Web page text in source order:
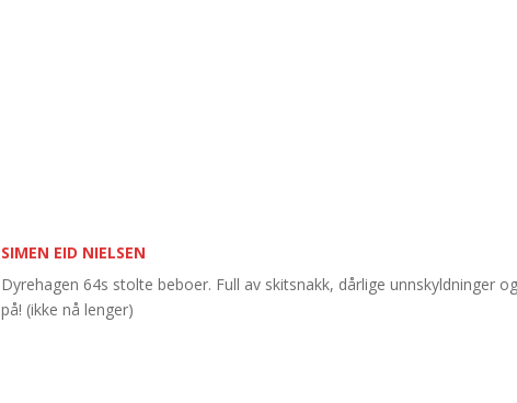
SIMEN EID NIELSEN
Dyrehagen 64s stolte beboer. Full av skitsnakk, dårlige unnskyldninger
på! (ikke nå lenger)